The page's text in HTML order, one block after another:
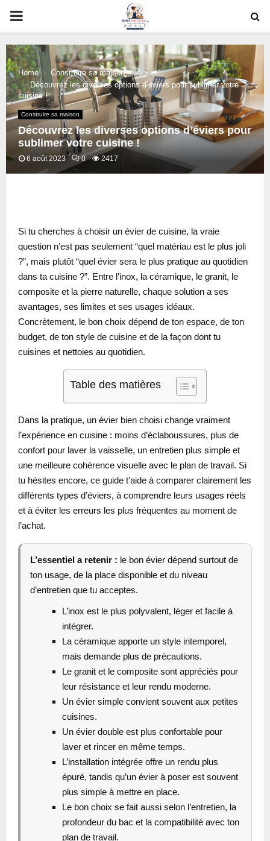
PRIMARY
MENU
Home
Construire sa maison
Découvrez les diverses options d’éviers pour sublimer votre
cuisine !
Construire sa maison
Découvrez les diverses options d’éviers pour
sublimer votre cuisine !
6 août 2023 0 2417
Si tu cherches à choisir un évier de cuisine, la vraie
question n’est pas seulement “quel matériau est le plus joli
?”, mais plutôt “quel évier sera le plus pratique au quotidien
dans ta cuisine ?”. Entre l’inox, la céramique, le granit, le
composite et la pierre naturelle, chaque solution a ses
avantages, ses limites et ses usages idéaux.
Concrètement, le bon choix dépend de ton espace, de ton
budget, de ton style de cuisine et de la façon dont tu
cuisines et nettoies au quotidien.
Table des matières
Dans la pratique, un évier bien choisi change vraiment
l’expérience en cuisine : moins d’éclaboussures, plus de
confort pour laver la vaisselle, un entretien plus simple et
une meilleure cohérence visuelle avec le plan de travail. Si
tu hésites encore, ce guide t’aide à comparer clairement les
différents types d’éviers, à comprendre leurs usages réels
et à éviter les erreurs les plus fréquentes au moment de
l’achat.
L’essentiel a retenir : le bon évier dépend surtout de
ton usage, de la place disponible et du niveau
d’entretien que tu acceptes.
L’inox est le plus polyvalent, léger et facile à
intégrer.
La céramique apporte un style intemporel,
mais demande plus de précautions.
Le granit et le composite sont appréciés pour
leur résistance et leur rendu moderne.
Un évier simple convient souvent aux petites
cuisines.
Un évier double est plus confortable pour
laver et rincer en même temps.
L’installation intégrée offre un rendu plus
épuré, tandis qu’un évier à poser est souvent
plus simple à mettre en place.
Le bon choix se fait aussi selon l’entretien, la
profondeur du bac et la compatibilité avec ton
plan de travail.